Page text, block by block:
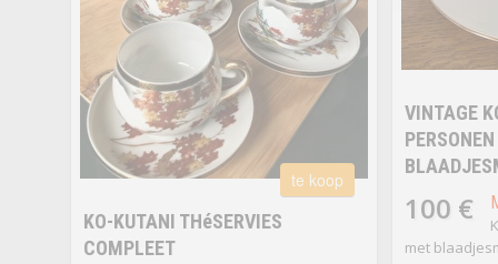
te koop
KO-KUTANI THéSERVIES
COMPLEET
VINTAGE
100 €
met